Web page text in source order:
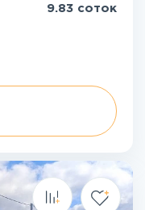
9.83 соток